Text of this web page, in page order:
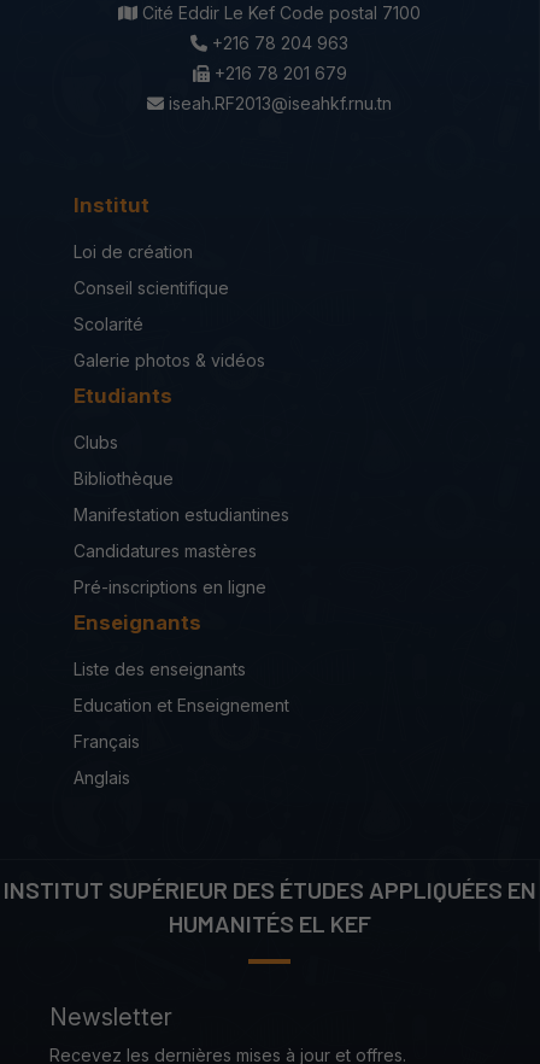
Cité Eddir Le Kef Code postal 7100
+216 78 204 963
+216 78 201 679
iseah.RF2013@iseahkf.rnu.tn
Institut
Loi de création
Conseil scientifique
Scolarité
Galerie photos & vidéos
Etudiants
Clubs
Bibliothèque
Manifestation estudiantines
Candidatures mastères
Pré-inscriptions en ligne
Enseignants
Liste des enseignants
Education et Enseignement
Français
Anglais
INSTITUT SUPÉRIEUR DES ÉTUDES APPLIQUÉES EN
HUMANITÉS EL KEF
Newsletter
Recevez les dernières mises à jour et offres.